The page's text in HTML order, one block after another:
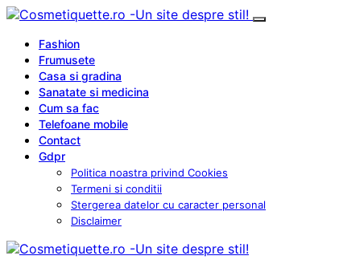
Fashion
Frumusete
Casa si gradina
Sanatate si medicina
Cum sa fac
Telefoane mobile
Contact
Gdpr
Politica noastra privind Cookies
Termeni si conditii
Stergerea datelor cu caracter personal
Disclaimer